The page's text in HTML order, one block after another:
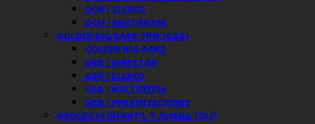
OCM / ELENCO
OCM / MULTIMEDIA
GOLDEN BIG BAND TRM (GBB)
GOLDEN BIG BAND
GBB / DIRECTOR
GBB / ELENCO
GBB / MULTIMEDIA
GBB / PRESENTACIONES
ORQUESTA INFANTIL Y JUVENIL (OIJ)